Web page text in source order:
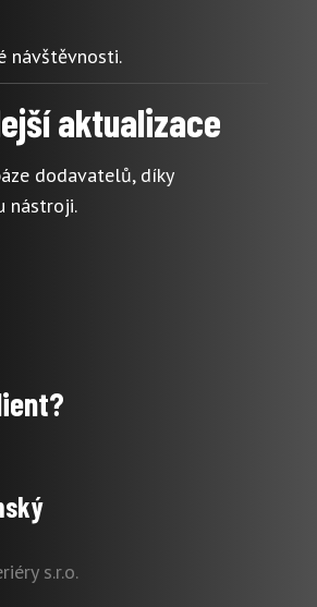
návštěvnosti.
aktualizace
dodavatelů, díky
nástroji.
s.r.o.